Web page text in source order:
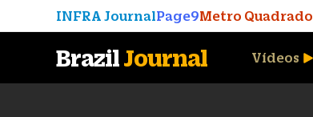
INFRA JournalPage9Metro Quadrado
BrazilJournal Vídeos